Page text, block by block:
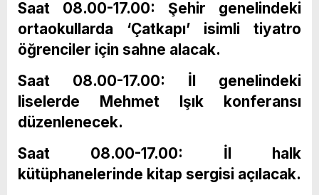
Saat 08.00-17.00: Şehir genelindeki
ortaokullarda ‘Çatkapı’ isimli tiyatro
öğrenciler için sahne alacak.
Saat 08.00-17.00: İl genelindeki
liselerde Mehmet Işık konferansı
düzenlenecek.
Saat 08.00-17.00: İl halk
kütüphanelerinde kitap sergisi açılacak.